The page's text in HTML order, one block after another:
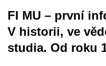
FI MU – první
V historii, ve
studia. Od roku